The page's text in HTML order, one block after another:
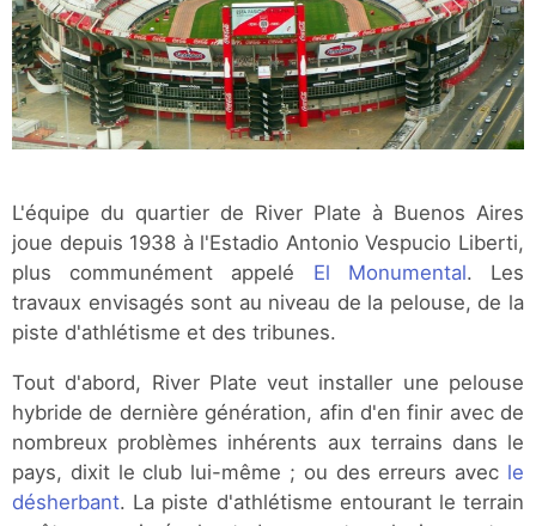
L'équipe du quartier de River Plate à Buenos Aires
joue depuis 1938 à l'Estadio Antonio Vespucio Liberti,
plus communément appelé El Monumental. Les
travaux envisagés sont au niveau de la pelouse, de la
piste d'athlétisme et des tribunes.
Tout d'abord, River Plate veut installer une pelouse
hybride de dernière génération, afin d'en finir avec de
nombreux problèmes inhérents aux terrains dans le
pays, dixit le club lui-même ; ou des erreurs avec le
désherbant. La piste d'athlétisme entourant le terrain